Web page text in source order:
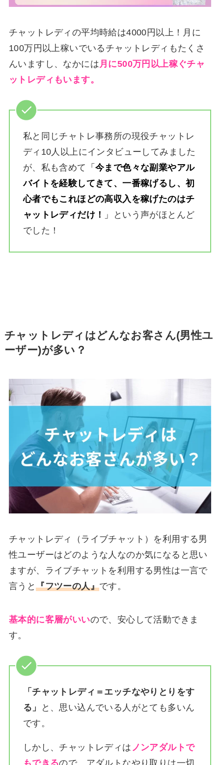
チャットレディの平均時給は4000円以上！月に
100万円以上稼いでいるチャットレディもたくさ
んいますし、なかには月に500万円以上稼ぐチャ
ットレディもいます。
私と同じチャトレ事務所の現役チャットレ
ディ10人以上にインタビューしてみました
が、私も含めて
「今まで色々な副業やアル
バイトを経験してきて、一番稼げるし、初
心者でもこれほどの高収入を稼げたのはチ
ャットレディだけ！
」
という声がほとんど
でした！
チャットレディはどんなお客さん(男性ユ
ーザー)が多い？
チャットレディ（ライブチャット）を利用する男
性ユーザーはどのような人なのか気になると思い
ますが、ライブチャットを利用する男性は一言で
言うと『フツーの人』です。
基本的に客層がいいので、安心して活動できま
す。
「チャットレディ＝エッチなやりとりをす
る」
と、思い込んでいる人がとても多いん
です。
しかし、チャットレディは ノンアダルトで